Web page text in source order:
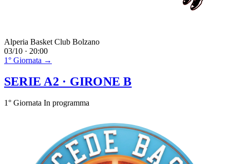
Alperia Basket Club Bolzano
03/10 · 20:00
1° Giornata →
SERIE A2 · GIRONE B
1° Giornata In programma